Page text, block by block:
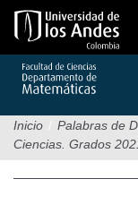
Pasar
contenido
principal
Inicio / Palabras de
Ciencias. Grados